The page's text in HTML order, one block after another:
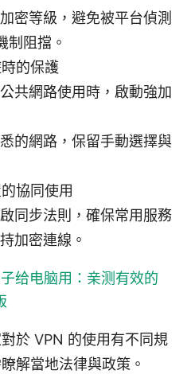
密等級，避免被平台偵測
制阻擋。
的保護
共網路使用時，啟動強加
的網路，保留手動選擇與
協同使用
同步法則，確保常用服務
加密連線。
给电脑用：亲测有效的
於 VPN 的使用有不同規
解當地法律與政策。